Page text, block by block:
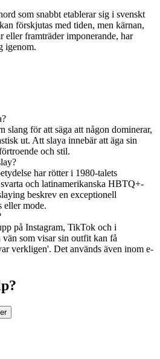
som snabbt etablerar sig i svenskt
förskjutas med tiden, men kärnan,
eller framträder imponerande, har
igenom.
slang för att säga att någon dominerar,
ut. Att slaya innebär att äga sin
och stil.
har rötter i 1980-talets
och latinamerikanska HBTQ+-
beskrev en exceptionell
eller mode.
på Instagram, TikTok och i
som visar sin outfit kan få
verkligen'. Det används även inom e-